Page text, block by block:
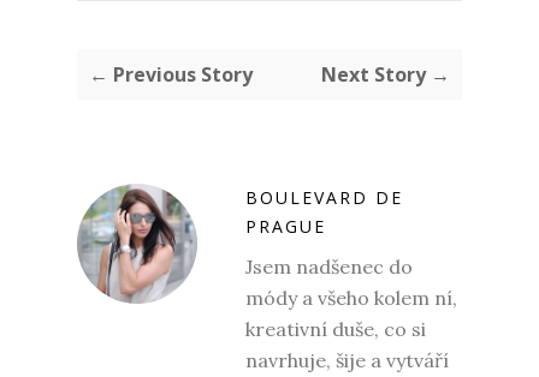
← Previous Story Next Story →
BOULEVARD DE
PRAGUE
Jsem nadšenec do
módy a všeho kolem ní,
kreativní duše, co si
navrhuje, šije a vytváří